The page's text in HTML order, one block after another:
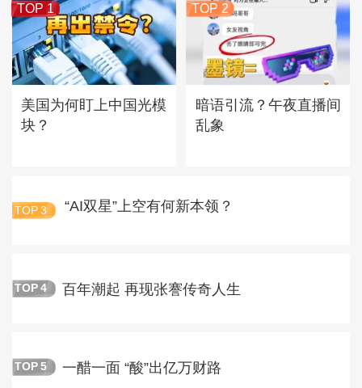
TOP 1
美国为何盯上中国光模
块？
TOP 2
暗语引流？午夜直播间
乱象
TOP 3 “AI双星”上空有何新本领？
TOP 4 百年潮起 再现张謇传奇人生
TOP 5 一醋一面 “酸”出亿万财路